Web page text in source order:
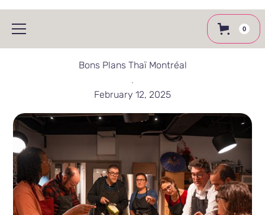
0
Bons Plans Thaï Montréal
February 12, 2025